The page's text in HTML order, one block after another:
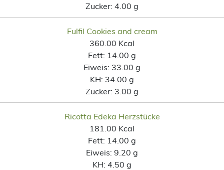
Zucker: 4.00 g
Fulfil Cookies and cream
360.00 Kcal
Fett: 14.00 g
Eiweis: 33.00 g
KH: 34.00 g
Zucker: 3.00 g
Ricotta Edeka Herzstücke
181.00 Kcal
Fett: 14.00 g
Eiweis: 9.20 g
KH: 4.50 g